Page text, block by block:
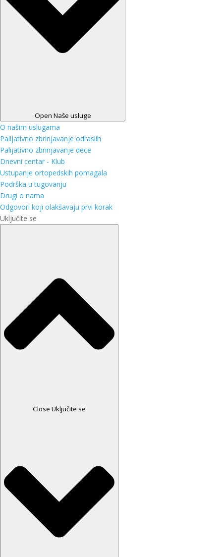
Open Naše usluge
O našim uslugama
Palijativno zbrinjavanje odraslih
Palijativno zbrinjavanje dece
Dnevni centar - Klub
Ustupanje ortopedskih pomagala
Podrška u tugovanju
Drugi o nama
Odgovori koji olakšavaju prvi korak
Uključite se
Close Uključite se